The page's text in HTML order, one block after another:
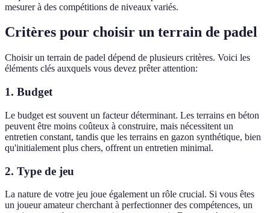
mesurer à des compétitions de niveaux variés.
Critères pour choisir un terrain de padel
Choisir un terrain de padel dépend de plusieurs critères. Voici les
éléments clés auxquels vous devez prêter attention:
1. Budget
Le budget est souvent un facteur déterminant. Les terrains en béton
peuvent être moins coûteux à construire, mais nécessitent un
entretien constant, tandis que les terrains en gazon synthétique, bien
qu'initialement plus chers, offrent un entretien minimal.
2. Type de jeu
La nature de votre jeu joue également un rôle crucial. Si vous êtes
un joueur amateur cherchant à perfectionner des compétences, un